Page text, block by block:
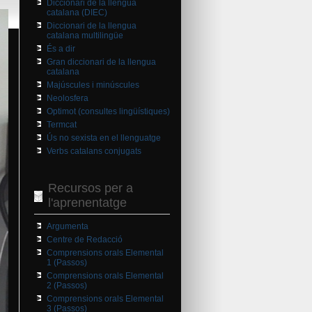
Diccionari de la llengua
catalana (DIEC)
Diccionari de la llengua
catalana multilingüe
És a dir
Gran diccionari de la llengua
catalana
Majúscules i minúscules
Neolosfera
Optimot (consultes lingüístiques)
Termcat
Ús no sexista en el llenguatge
Verbs catalans conjugats
Recursos per a
l'aprenentatge
Argumenta
Centre de Redacció
Comprensions orals Elemental
1 (Passos)
Comprensions orals Elemental
2 (Passos)
Comprensions orals Elemental
3 (Passos)